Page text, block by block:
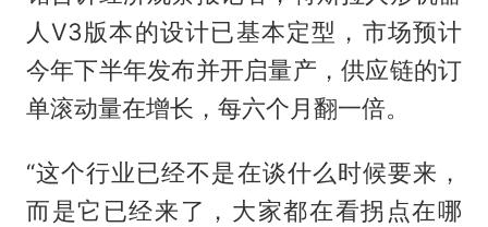
人V3版本的设计已基本定型，市场预计
今年下半年发布并开启量产，供应链的订
单滚动量在增长，每六个月翻一倍。
“这个行业已经不是在谈什么时候要来，
而是它已经来了，大家都在看拐点在哪